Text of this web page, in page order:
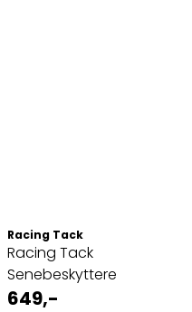
Racing Tack
Racing Tack
Senebeskyttere
649,-